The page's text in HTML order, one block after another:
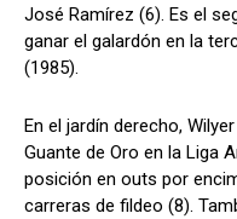
José Ramírez (6). Es el
ganar el galardón en la
(1985).
En el jardín derecho,
Guante de Oro en la Liga
posición en outs por
carreras de fildeo (8).